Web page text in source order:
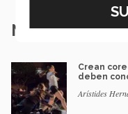
Notas
Crean
deben
Arístides